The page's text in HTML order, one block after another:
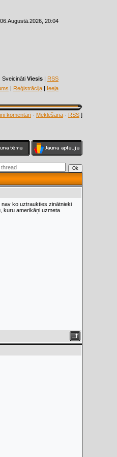
20:04
Sveicināti Viesis | RSS
| Reģistrācija | Ieeja
komentāri · Meklēšana · RSS ]
ko uztraukties zinātnieki
kuru amerikāņi uzmeta